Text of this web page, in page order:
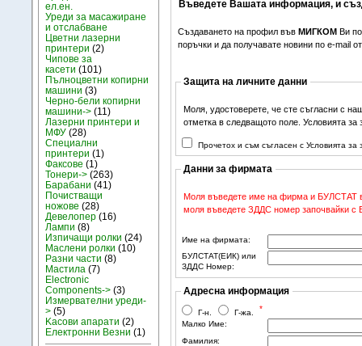
ел.ен.
Уреди за масажиране
и отслабване
Цветни лазерни
принтери (2)
Чипове за
касети (101)
Пълноцветни копирни
машини (3)
Черно-бели копирни
машини-> (11)
Лазерни принтери и
МФУ (28)
Специални
принтери (1)
Факсове (1)
Тонери-> (263)
Барабани (41)
Почистващи
ножове (28)
Девелопер (16)
Лампи (8)
Изпичащи ролки (24)
Маслени ролки (10)
Разни части (8)
Мастила (7)
Electronic
Components-> (3)
Измервателни уреди-
> (5)
Kасови апарати (2)
Електронни Везни (1)
Въведете Вашата информация, и
Създаването на профил въвМИГКОМ Ви
поръчки и да получавате новини по e-mail
Защита на личните данни
Моля, удостоверете, че сте съгласни с
отметка в следващото поле. Условията
Прочетох и съм съгласен с Условията
Данни за фирмата
Моля въведете име на фирма и БУЛСТАТ
моля въведете ЗДДС номер започвайки с
Име на фирмата:
БУЛСТАТ(ЕИК) или
ЗДДС Номер:
Адресна информация
Г-н. Г-жа.
*
Малко Име:
Фамилия: